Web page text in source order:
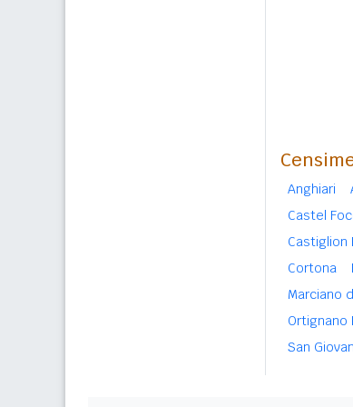
Anghiari
Castel
Castiglion
Cortona
Marciano
Ortignano
San